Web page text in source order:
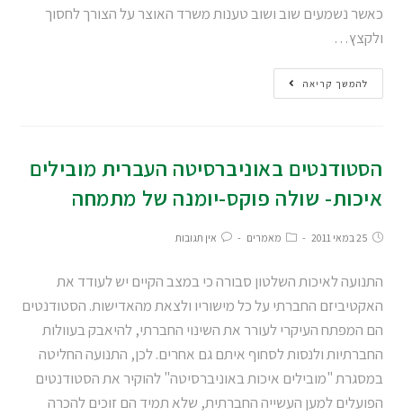
כאשר נשמעים שוב ושוב טענות משרד האוצר על הצורך לחסוך
ולקצץ…
להמשך קריאה
הסטודנטים באוניברסיטה העברית מובילים
איכות- שולה פוקס-יומנה של מתמחה
25 במאי 2011 מאמרים אין תגובות
התנועה לאיכות השלטון סבורה כי במצב הקיים יש לעודד את
האקטיביזם החברתי על כל מישוריו ולצאת מהאדישות. הסטודנטים
הם המפתח העיקרי לעורר את השינוי החברתי, להיאבק בעוולות
החברתיות ולנסות לסחוף איתם גם אחרים. לכן, התנועה החליטה
במסגרת "מובילים איכות באוניברסיטה" להוקיר את הסטודנטים
הפועלים למען העשייה החברתית, שלא תמיד הם זוכים להכרה